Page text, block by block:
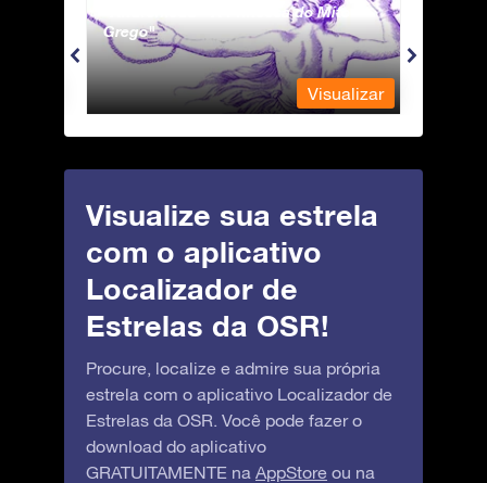
Andromeda - A Princesa do Mito
Grego
Visualizar
Visualize sua estrela
com o aplicativo
Localizador de
Estrelas da OSR!
Procure, localize e admire sua própria
estrela com o aplicativo Localizador de
Estrelas da OSR. Você pode fazer o
download do aplicativo
GRATUITAMENTE na AppStore ou na